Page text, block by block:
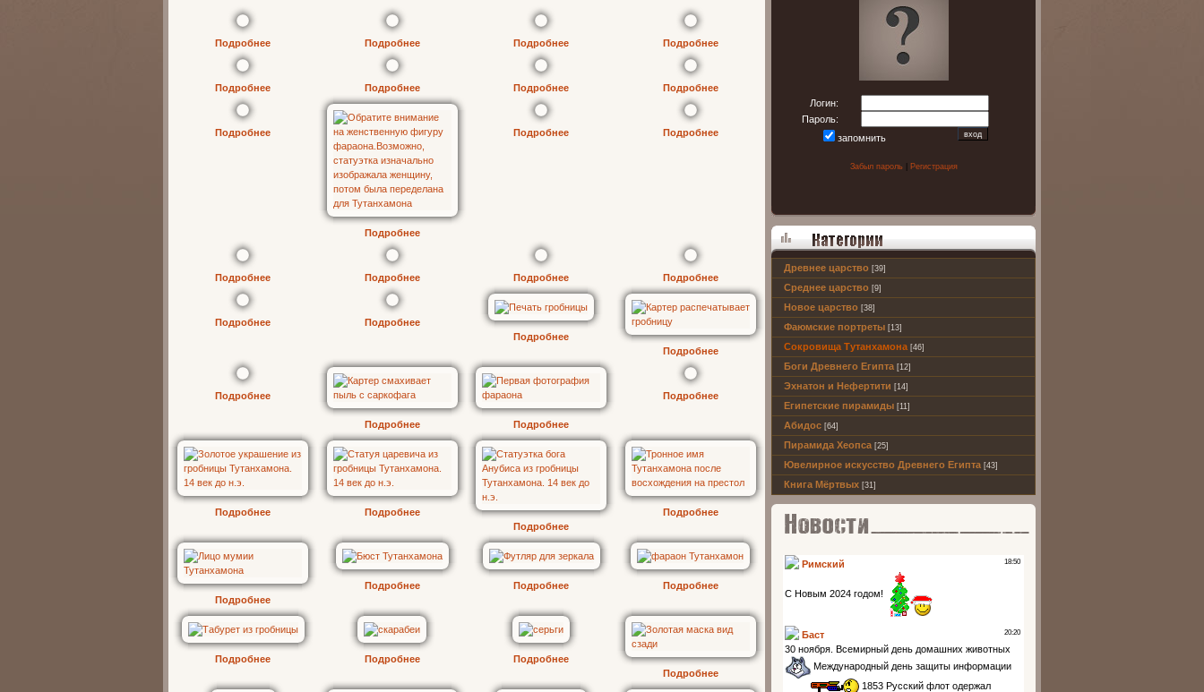
Логин:
Пароль:
запомнить
Забыл пароль| Регистрация
Опрос пользователей
Древнее царство [39]
Среднее царство [9]
Новое царство [38]
Фаюмские портреты [13]
Сокровища Тутанхамона [46]
Боги Древнего Египта [12]
Эхнатон и Нефертити [14]
Египетские пирамиды [11]
Абидос [64]
Пирамида Хеопса [25]
Ювелирное искусство Древнего Египта [43]
Книга Мёртвых [31]
Новости партнеров
Подробнее Подробнее Подробнее Подробнее
Подробнее Подробнее Подробнее Подробнее
Подробнее
Подробнее
Подробнее Подробнее
Подробнее Подробнее Подробнее Подробнее
Подробнее
Подробнее
Подробнее
Подробнее
Подробнее
Подробнее Подробнее
Подробнее
Подробнее
Подробнее
Подробнее
Подробнее
Подробнее
Подробнее Подробнее Подробнее
Подробнее Подробнее
Подробнее
Подробнее